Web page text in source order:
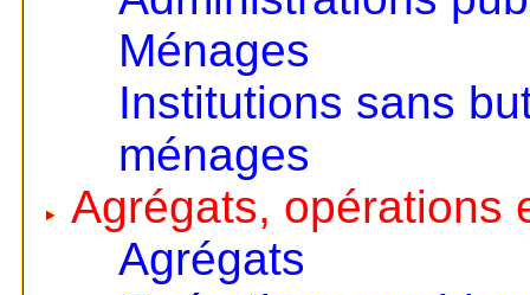
Ménages
Institutions sans
ménages
Agrégats, opérations
Agrégats